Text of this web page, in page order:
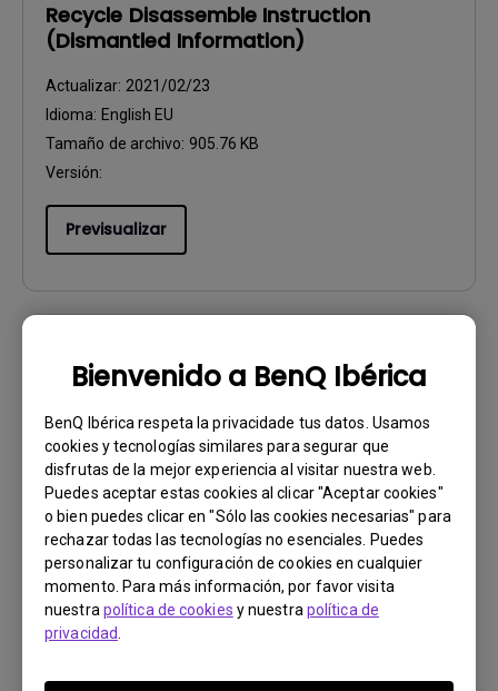
Bienvenido a BenQ Ibérica
BenQ Ibérica respeta la privacidade tus datos. Usamos
cookies y tecnologías similares para segurar que
disfrutas de la mejor experiencia al visitar nuestra web.
Puedes aceptar estas cookies al clicar "Aceptar cookies"
o bien puedes clicar en "Sólo las cookies necesarias" para
rechazar todas las tecnologías no esenciales. Puedes
personalizar tu configuración de cookies en cualquier
momento. Para más información, por favor visita
nuestra política de cookies y nuestra política de
privacidad
Recycle Disassemble Instruction
(Dismantled Information)
Actualizar: 2021/02/23
Idioma: English EU
Tamaño de archivo: 905.76 KB
Versión:
Previsualizar
Manual de usuario
Actualizar:2026/03/23
Idioma:General
Tamaño de archivo:752.9 KB
Versión:
Previsualizar